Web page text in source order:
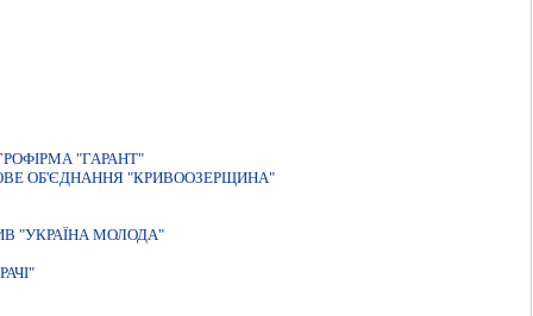
"ГАРАНТ"
ОБ'ЄДНАННЯ "КРИВООЗЕРЩИНА"
"УКРАЇНА МОЛОДА"